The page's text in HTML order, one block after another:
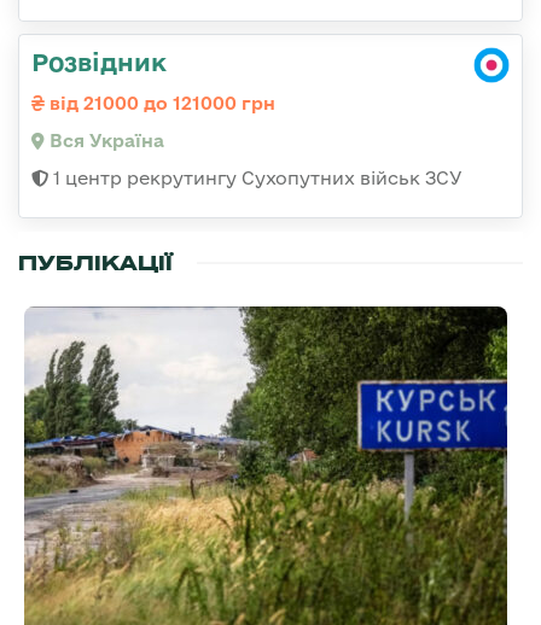
Розвідник
від 21000 до 121000 грн
Вся Україна
1 центр рекрутингу Сухопутних військ ЗСУ
ПУБЛІКАЦІЇ